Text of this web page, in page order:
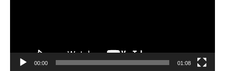
00:00 01:08